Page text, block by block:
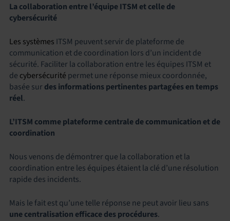
La collaboration entre l’équipe ITSM et celle de
cybersécurité
Les systèmes ITSM peuvent servir de plateforme de
communication et de coordination lors d’un incident de
sécurité. Faciliter la collaboration entre les équipes ITSM et
de cybersécurité permet une réponse mieux coordonnée,
basée sur des informations pertinentes partagées en temps
réel.
L’ITSM comme plateforme centrale de communication et de
coordination
Nous venons de démontrer que la collaboration et la
coordination entre les équipes étaient la clé d’une résolution
rapide des incidents.
Mais le fait est qu’une telle réponse ne peut avoir lieu sans
une centralisation efficace des procédures.